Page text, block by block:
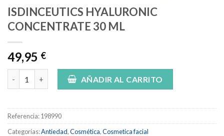
ISDINCEUTICS HYALURONIC
CONCENTRATE 30 ML
49,95 €
ISDINCEUTICS HYALURONIC CONCENTRATE 30 ML cantidad
AÑADIR AL CARRITO
Referencia:198990
Categorías:Antiedad,Cosmética,Cosmetica facial